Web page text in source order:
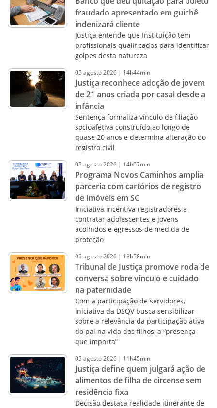
fraudado apresentado em guichê
indenizará cliente
Justiça entende que Instituição tem
profissionais qualificados para identificar
golpes desta natureza
05 agosto2026 | 14h44min
Justiça reconhece adoção de jovem
de 21 anos criada por casal desde a
infância
Sentença formaliza vínculo de filiação
socioafetiva construído ao longo de
quase 20 anos e determina alteração do
registro civil
05 agosto2026 | 14h07min
Programa Novos Caminhos amplia
parceria com cartórios de registro
de imóveis em SC
Iniciativa incentiva registradores a
contratar adolescentes e jovens
acolhidos e egressos de medida de
proteção
05 agosto2026 | 13h58min
Tribunal de Justiça promove roda de
conversa sobre vínculo e cuidado
na paternidade
Com a participação de servidores,
iniciativa da DSQV busca sensibilizar
sobre a relevância da participação ativa
do pai na vida dos filhos, a “presença
que importa”
05 agosto2026 | 11h45min
Justiça define quem julgará ação de
alimentos de filha de circense sem
residência fixa
Decisão destaca realidade itinerante de